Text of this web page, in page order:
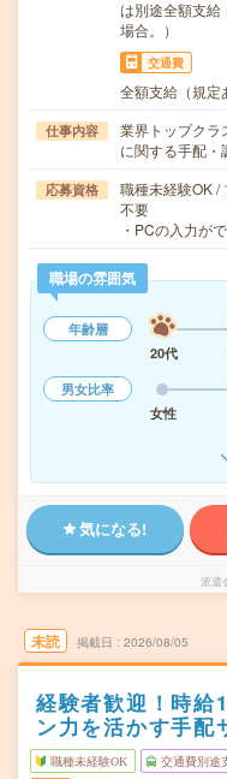
は別途全額支
場合。）
交通費
全額支給（規定
仕事内容
業界トップクラ
に関する手配
応募資格
職種未経験OK /
不要
・PCの入力が
職場の雰囲気
年齢層
20代
男女比率
女性
気になる!
派遣
未読 掲載日 2026/08/05
経験者歓迎！時給
ン力を活かす手配
職種未経験OK 交通費別途